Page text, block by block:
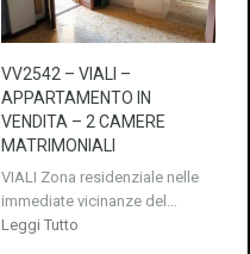
VV2542 – VIALI –
APPARTAMENTO IN
VENDITA – 2 CAMERE
MATRIMONIALI
VIALI Zona residenziale nelle
immediate vicinanze del…
Leggi Tutto